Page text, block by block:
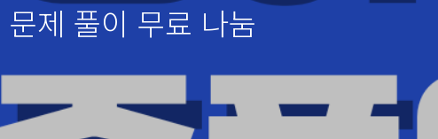
제 풀이 무료 나눔